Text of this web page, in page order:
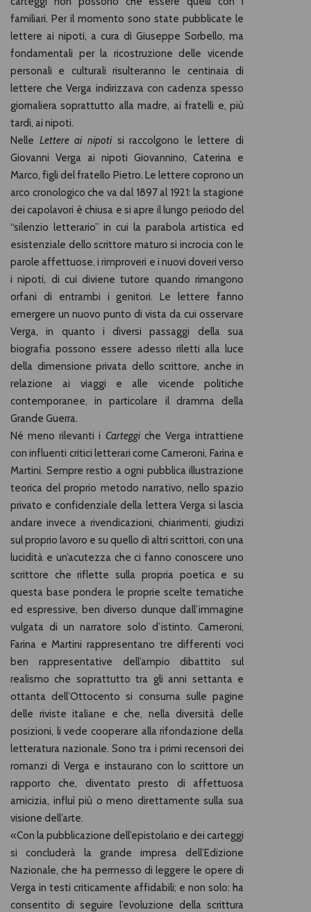
familiari. Per il momento sono state pubblicate le
lettere ai nipoti, a cura di Giuseppe Sorbello, ma
fondamentali per la ricostruzione delle vicende
personali e culturali risulteranno le centinaia di
lettere che Verga indirizzava con cadenza spesso
giornaliera soprattutto alla madre, ai fratelli e, più
tardi, ai nipoti.
Nelle Lettere ai nipotisi raccolgono le lettere di
Giovanni Verga ai nipoti Giovannino, Caterina e
Marco, figli del fratello Pietro. Le lettere coprono un
arco cronologico che va dal 1897 al 1921: la stagione
dei capolavori è chiusa e si apre il lungo periodo del
“silenzio letterario” in cui la parabola artistica ed
esistenziale dello scrittore maturo si incrocia con le
parole affettuose, i rimproveri e i nuovi doveri verso
i nipoti, di cui diviene tutore quando rimangono
orfani di entrambi i genitori. Le lettere fanno
emergere un nuovo punto di vista da cui osservare
Verga, in quanto i diversi passaggi della sua
biografia possono essere adesso riletti alla luce
della dimensione privata dello scrittore, anche in
relazione ai viaggi e alle vicende politiche
contemporanee, in particolare il dramma della
Grande Guerra.
Né meno rilevanti i Carteggiche Verga intrattiene
con influenti critici letterari come Cameroni, Farina e
Martini. Sempre restio a ogni pubblica illustrazione
teorica del proprio metodo narrativo, nello spazio
privato e confidenziale della lettera Verga si lascia
andare invece a rivendicazioni, chiarimenti, giudizi
sul proprio lavoro e su quello di altri scrittori, con una
lucidità e un’acutezza che ci fanno conoscere uno
scrittore che riflette sulla propria poetica e su
questa base pondera le proprie scelte tematiche
ed espressive, ben diverso dunque dall’immagine
vulgata di un narratore solo d’istinto. Cameroni,
Farina e Martini rappresentano tre differenti voci
ben rappresentative dell’ampio dibattito sul
realismo che soprattutto tra gli anni settanta e
ottanta dell’Ottocento si consuma sulle pagine
delle riviste italiane e che, nella diversità delle
posizioni, li vede cooperare alla rifondazione della
letteratura nazionale. Sono tra i primi recensori dei
romanzi di Verga e instaurano con lo scrittore un
rapporto che, diventato presto di affettuosa
amicizia, influì più o meno direttamente sulla sua
visione dell’arte.
«Con la pubblicazione dell’epistolario e dei carteggi
si concluderà la grande impresa dell’Edizione
Nazionale, che ha permesso di leggere le opere di
Verga in testi criticamente affidabili; e non solo: ha
consentito di seguire l’evoluzione della scrittura